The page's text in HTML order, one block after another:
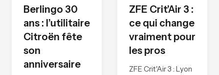
Berlingo 30
ans : l’utilitaire
Citroën fête
son
anniversaire
ZFE Crit’Air 3 :
ce qui change
vraiment pour
les pros
ZFE Crit'Air 3 : Lyon